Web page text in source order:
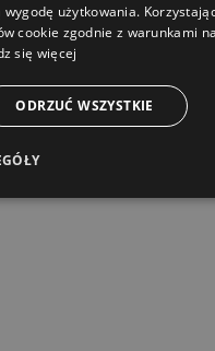
dostęp do dużej ilości
użytkowania.
cookie zgodnie z warunkami
się więcej
ODRZUĆ WSZYSTKIE